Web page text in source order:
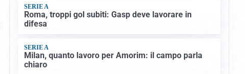
SERIE A
Roma, troppi gol subiti: Gasp deve lavorare in
difesa
SERIE A
Milan, quanto lavoro per Amorim: il campo parla
chiaro